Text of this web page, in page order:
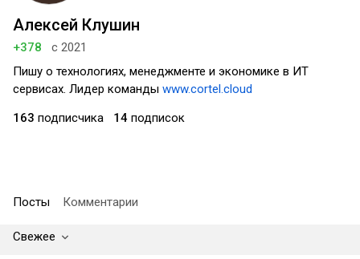
Алексей Клушин
+378
с 2021
Пишу о технологиях, менеджменте и экономике в ИТ
сервисах. Лидер команды www.cortel.cloud
163 подписчика 14 подписок
Посты Комментарии
Свежее